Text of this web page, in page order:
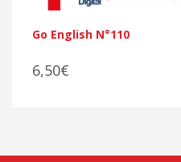
Go English N°110
6,50€